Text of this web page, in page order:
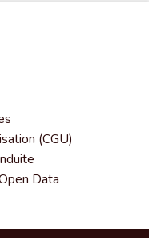
(CGU)
Data
citoyenne étudiante
citoyenne